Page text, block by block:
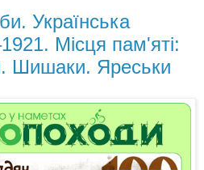
Українська
Місця пам'яті:
Шишаки. Яреськи